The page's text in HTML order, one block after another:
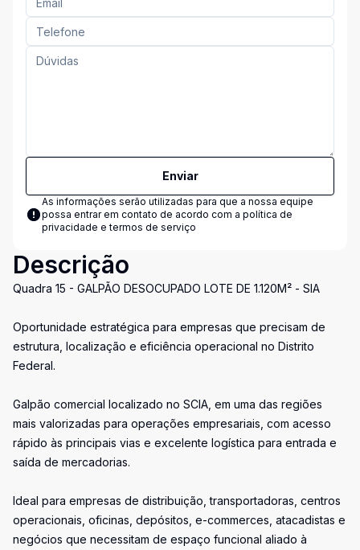
Enviar
As informações serão utilizadas para que a nossa equipe
possa entrar em contato de acordo com a política de
privacidade e termos de serviço
Descrição
Quadra 15 - GALPÃO DESOCUPADO LOTE DE 1.120M² - SIA
Oportunidade estratégica para empresas que precisam de
estrutura, localização e eficiência operacional no Distrito
Federal.
Galpão comercial localizado no SCIA, em uma das regiões
mais valorizadas para operações empresariais, com acesso
rápido às principais vias e excelente logística para entrada e
saída de mercadorias.
Ideal para empresas de distribuição, transportadoras, centros
operacionais, oficinas, depósitos, e-commerces, atacadistas e
negócios que necessitam de espaço funcional aliado à